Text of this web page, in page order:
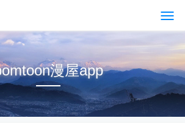
漫屋app